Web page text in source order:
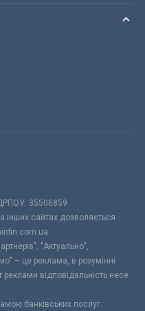
35506859
інших сайтах дозволяється
"Актуально",
– це реклама, в розумінні
відповідальність несе
банківських послуг.